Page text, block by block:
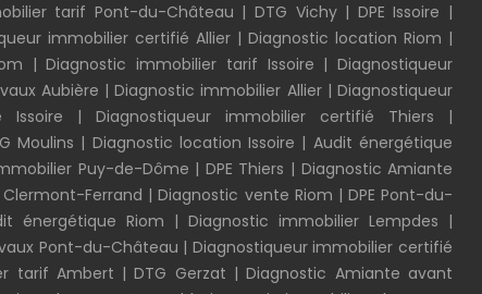
tarif Pont-du-Château |DTG Vichy| DPE Issoire |
immobilier certifié Allier | Diagnostic location Riom |
|Diagnostic immobilier tarif Issoire |Diagnostiqueur
Aubière |Diagnostic immobilier Allier|Diagnostiqueur
Issoire | Diagnostiqueur immobilier certifié Thiers |
Moulins | Diagnostic location Issoire | Audit énergétique
Puy-de-Dôme | DPE Thiers | Diagnostic Amiante
Ferrand |Diagnostic vente Riom | DPE Pont-du-
énergétique Riom | Diagnostic immobilier Lempdes |
Pont-du-Château | Diagnostiqueur immobilier certifié
tarif Ambert |DTG Gerzat |Diagnostic Amiante avant